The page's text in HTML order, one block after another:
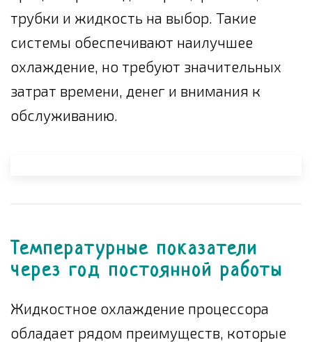
трубки и жидкость на выбор. Такие
системы обеспечивают наилучшее
охлаждение, но требуют значительных
затрат времени, денег и внимания к
обслуживанию.
Температурные показатели
через год постоянной работы
Жидкостное охлаждение процессора
обладает рядом преимуществ, которые